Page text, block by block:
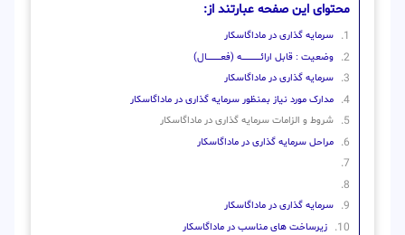
محتوای این صفحه عبارتند از:
سرمایه گذاری در ماداگاسکار
وضعیت : قابل ارائــــــــــــــــــــه (فعـــــــــــــــال)
سرمایه گذاری در ماداگاسکار
مدارک مورد نیاز بمنظور سرمایه گذاری در ماداگاسکار
شروط و الزامات سرمایه گذاری در ماداگاسکار
مراحل سرمایه گذاری در ماداگاسکار
سرمایه گذاری در ماداگاسکار
زیرساخت های مناسب در ماداگاسکار